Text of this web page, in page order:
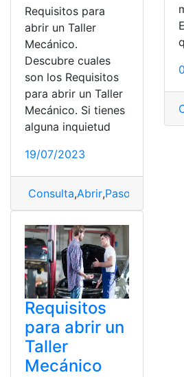
Requisitos para
abrir un Taller
Mecánico.
Descubre cuales
son los Requisitos
para abrir un Taller
Mecánico. Si tienes
alguna inquietud
19/07/2023
Consulta,Abrir,Pasos y
Requisitos
para abrir un
Taller
Mecánico